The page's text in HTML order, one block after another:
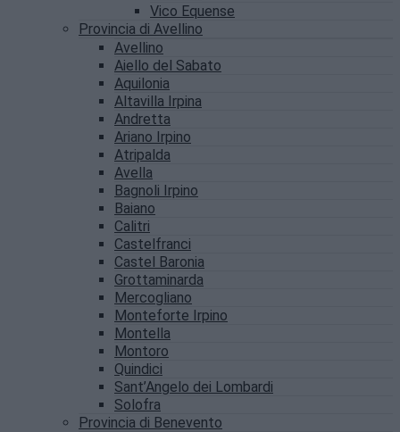
Vico Equense
Provincia di Avellino
Avellino
Aiello del Sabato
Aquilonia
Altavilla Irpina
Andretta
Ariano Irpino
Atripalda
Avella
Bagnoli Irpino
Baiano
Calitri
Castelfranci
Castel Baronia
Grottaminarda
Mercogliano
Monteforte Irpino
Montella
Montoro
Quindici
Sant’Angelo dei Lombardi
Solofra
Provincia di Benevento